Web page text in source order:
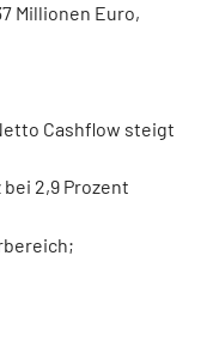
Millionen Euro,
Cashflow steigt
2,9 Prozent